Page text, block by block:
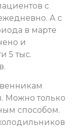
с
А с
в марте
и
5 тыс.
Можно только
способом.